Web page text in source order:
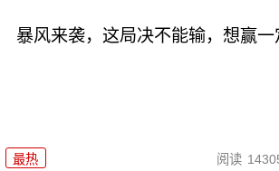
暴风来袭，这局决不能输，想赢
最热 阅读